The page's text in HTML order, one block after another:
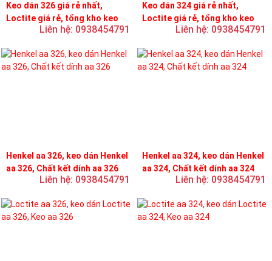
Keo dán 326 giá rẻ nhất,
Loctite giá rẻ, tổng kho keo
Liên hệ: 0938454791
Keo dán 324 giá rẻ nhất,
Loctite giá rẻ, tổng kho keo
Liên hệ: 0938454791
Henkel aa 326, keo dán Henkel
aa 326, Chất kết dính aa 326
Liên hệ: 0938454791
Henkel aa 324, keo dán Henkel
aa 324, Chất kết dính aa 324
Liên hệ: 0938454791